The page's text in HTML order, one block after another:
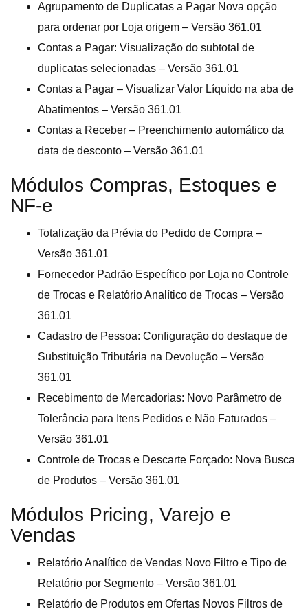
Agrupamento de Duplicatas a Pagar Nova opção
para ordenar por Loja origem – Versão 361.01
Contas a Pagar: Visualização do subtotal de
duplicatas selecionadas – Versão 361.01
Contas a Pagar – Visualizar Valor Líquido na aba de
Abatimentos – Versão 361.01
Contas a Receber – Preenchimento automático da
data de desconto – Versão 361.01
Módulos Compras, Estoques e
NF-e
Totalização da Prévia do Pedido de Compra –
Versão 361.01
Fornecedor Padrão Específico por Loja no Controle
de Trocas e Relatório Analítico de Trocas – Versão
361.01
Cadastro de Pessoa: Configuração do destaque de
Substituição Tributária na Devolução – Versão
361.01
Recebimento de Mercadorias: Novo Parâmetro de
Tolerância para Itens Pedidos e Não Faturados –
Versão 361.01
Controle de Trocas e Descarte Forçado: Nova Busca
de Produtos – Versão 361.01
Módulos Pricing, Varejo e
Vendas
Relatório Analítico de Vendas Novo Filtro e Tipo de
Relatório por Segmento – Versão 361.01
Relatório de Produtos em Ofertas Novos Filtros de